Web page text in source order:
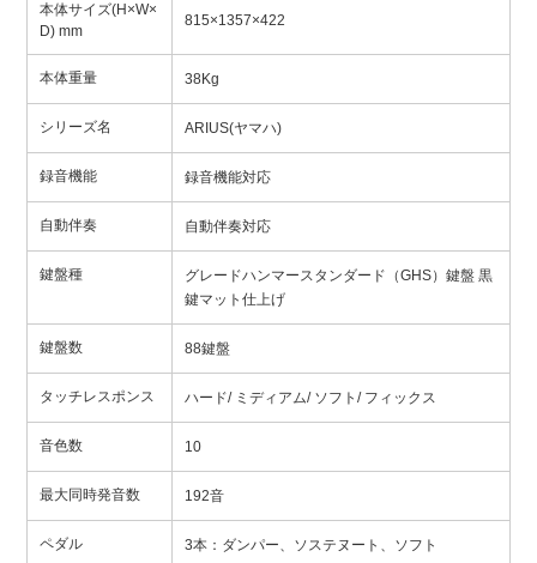
本体サイズ(H×W×
D) mm
815×1357×422
本体重量 38Kg
シリーズ名 ARIUS(ヤマハ)
録音機能 録音機能対応
自動伴奏 自動伴奏対応
鍵盤種
グレードハンマースタンダード（GHS）鍵盤 黒
鍵マット仕上げ
鍵盤数 88鍵盤
タッチレスポンス ハード/ ミディアム/ ソフト/ フィックス
音色数 10
最大同時発音数 192音
ペダル 3本：ダンパー、ソステヌート、ソフト